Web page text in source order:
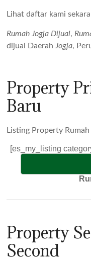
Lihat daftar kami
Rumah Jogja Dijual,
dijual Daerah Jogja,
Property
Baru
Listing Property Rumah
[es_my_listing
Property
Second